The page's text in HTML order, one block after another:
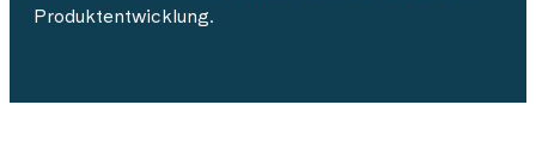
Produktentwicklung.